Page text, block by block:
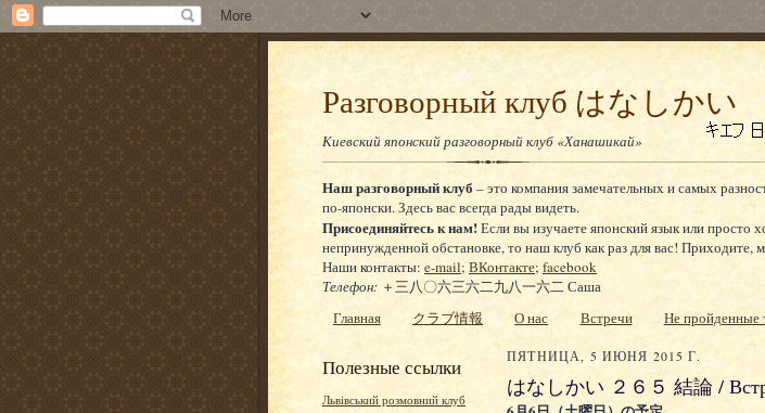
Разговорный клуб はなしかい
Киевский японский разговорный клуб «Ханашикай»
Наш разговорный клуб – это компания замечательных и самых
по-японски. Здесь вас всегда рады видеть.
Присоединяйтесь к нам!Если вы изучаете японский язык или просто
непринужденной обстановке, то наш клуб как раз для вас! Приходите,
Наши контакты: e-mail; ВКонтакте; facebook
Телефон: ＋三八〇六三六二九八一六二 Саша
Главная
クラブ情報 О нас Встречи Не пройденные
Полезные ссылки
Львівський розмовний клуб
ПЯТНИЦА, 5 ИЮНЯ 2015 Г.
はなしかい ２６５ 結論 /